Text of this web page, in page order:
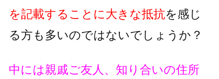
を記載することに大きな抵抗を感じ
る方も多いのではないでしょうか？
中には親戚ご友人、知り合いの住所